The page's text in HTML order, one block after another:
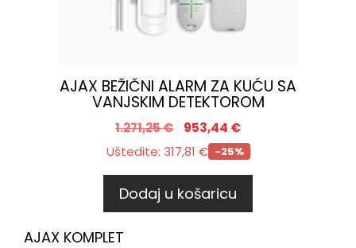
AJAX BEŽIČNI ALARM ZA KUĆU SA
VANJSKIM DETEKTOROM
1.271,25€ 953,44 €
Uštedite: 317,81 € -25%
Dodaj u košaricu
AJAX KOMPLET